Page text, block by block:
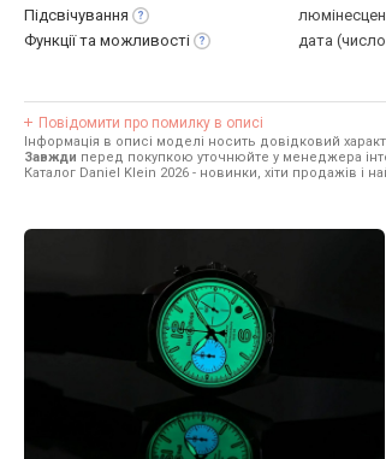
Підсвічування
Функції та можливості дата
Повідомити про помилку в описі
Інформація в описі моделі носить довідковий
Завжди перед покупкою уточнюйте у менеджера
Каталог Daniel Klein 2026 - новинки, хіти продажів і